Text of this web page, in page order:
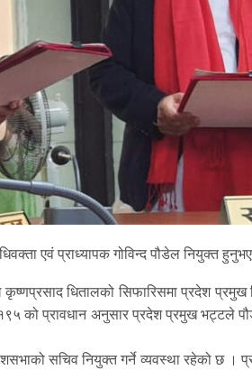
एवं प्राध्यापक गोविन्द पौडेल नियुक्त
कृष्णप्रसाद धितालको सिफारिसमा प्रदेश
को प्रावधान अनुसार प्रदेश प्रमुख भट्टले
सचिव नियुक्त गर्ने व्यवस्था रहेको छ ।